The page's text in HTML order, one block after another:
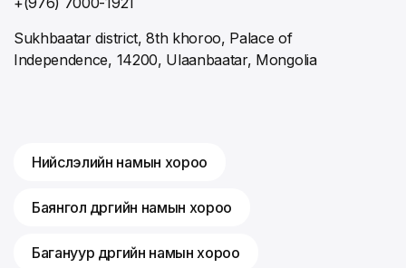
Sukhbaatar district, 8th khoroo, Palace of
Independence, 14200, Ulaanbaatar, Mongolia
Нийслэлийн намын хороо
Баянгол дүүргийн намын хороо
Багануур дүүргийн намын хороо